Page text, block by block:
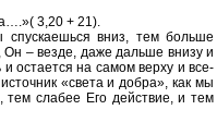
3,20 + 21).
вниз, тем больше
– везде, даже дальше внизу и
остается на самом верху и все-
«света и добра», как мы
тем слабее Его действие, и тем